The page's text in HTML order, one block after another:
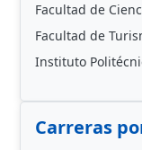
Facultad de
Facultad de
Instituto
Carreras